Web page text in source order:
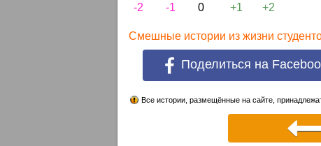
-2 -1 0 +1 +2
Смешные истории из жизни
Поделиться на
Все истории, размещённые на сайте,